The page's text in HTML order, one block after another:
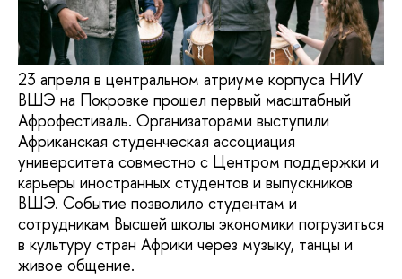
23 апреля в центральном атриуме корпуса НИУ
ВШЭ на Покровке прошел первый масштабный
Афрофестиваль. Организаторами выступили
Африканская студенческая ассоциация
университета совместно с Центром поддержки и
карьеры иностранных студентов и выпускников
ВШЭ. Событие позволило студентам и
сотрудникам Высшей школы экономики погрузиться
в культуру стран Африки через музыку, танцы и
живое общение.